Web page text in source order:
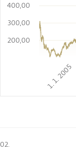
1. 1. 2005
200,00
300,00
400,00